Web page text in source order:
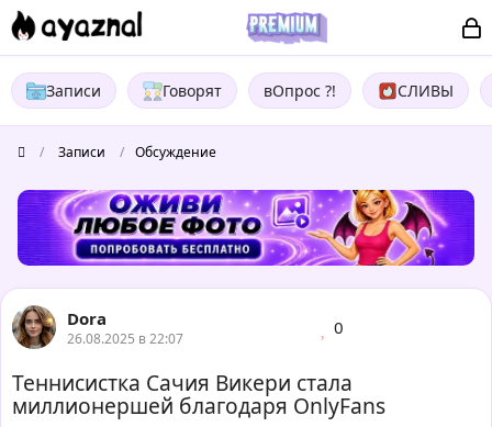
Записи Говорят вОпрос ?! СЛИВЫ
/ Записи / Обсуждение
Dora
26.08.2025 в 22:07 0
Теннисистка Сачия Викери стала
миллионершей благодаря OnlyFans